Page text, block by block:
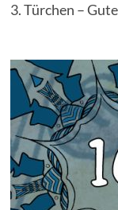
3. Türchen –